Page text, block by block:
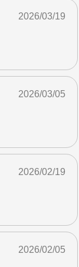
2026/03/19
2026/03/05
2026/02/19
2026/02/05